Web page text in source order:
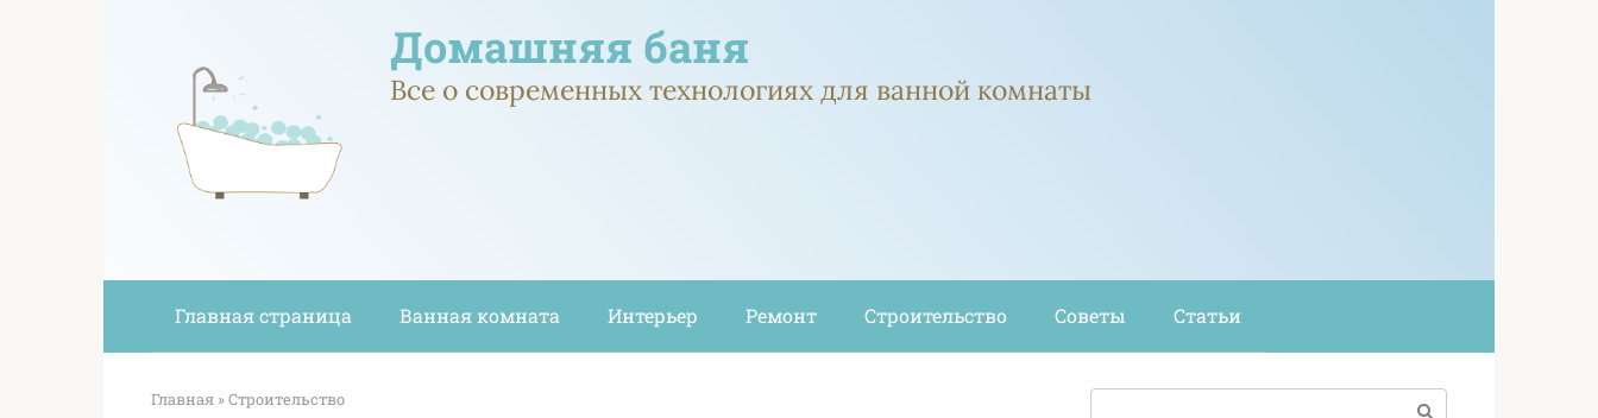
Домашняя баня
Все о современных технологиях для ванной комнаты
Главная страница Ванная комната Интерьер Ремонт Строительство Советы Статьи
Главная »Строительство